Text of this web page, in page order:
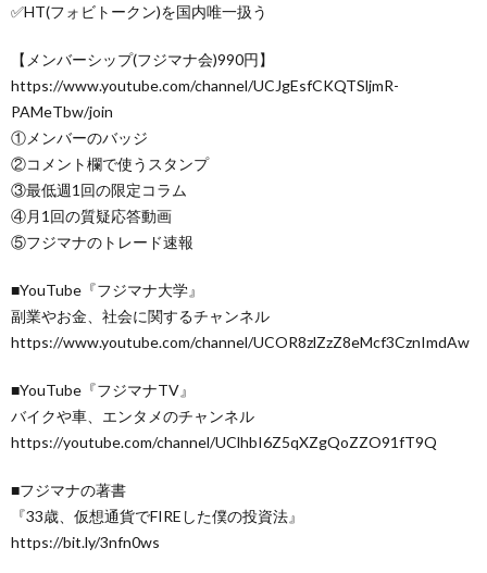
✅HT(フォビトークン)を国内唯一扱う
【メンバーシップ(フジマナ会)990円】
https://www.youtube.com/channel/UCJgEsfCKQTSljmR-
PAMeTbw/join
①メンバーのバッジ
②コメント欄で使うスタンプ
③最低週1回の限定コラム
④月1回の質疑応答動画
⑤フジマナのトレード速報
■YouTube『フジマナ大学』
副業やお金、社会に関するチャンネル
https://www.youtube.com/channel/UCOR8zlZzZ8eMcf3CznImdAw
■YouTube『フジマナTV』
バイクや車、エンタメのチャンネル
https://youtube.com/channel/UClhbI6Z5qXZgQoZZO91fT9Q
■フジマナの著書
『33歳、仮想通貨でFIREした僕の投資法』
https://bit.ly/3nfn0ws